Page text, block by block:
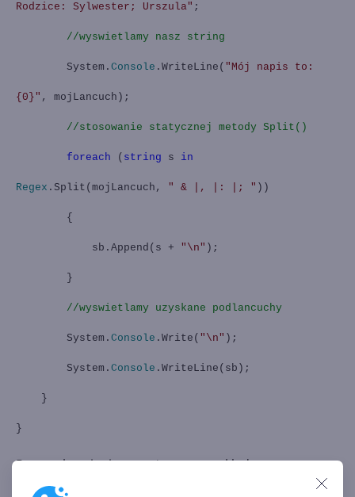
Rodzice: Sylwester; Urszula" ;
//wyswietlamy nasz string
System. Console .WriteLine( "Mój napis to:
{0}" , mojLancuch);
//stosowanie statycznej metody Split()
foreach ( string s in
Regex .Split(mojLancuch, " & |, |: |; " ))
{
sb.Append(s + "\n" );
}
//wyswietlamy uzyskane podlancuchy
System. Console .Write( "\n" );
System. Console .WriteLine(sb);
}
}
Po uruchomieniu powyższego przykładu otrzymamy
identyczne wyniki jak poprzednio. Jedyną różnicą w